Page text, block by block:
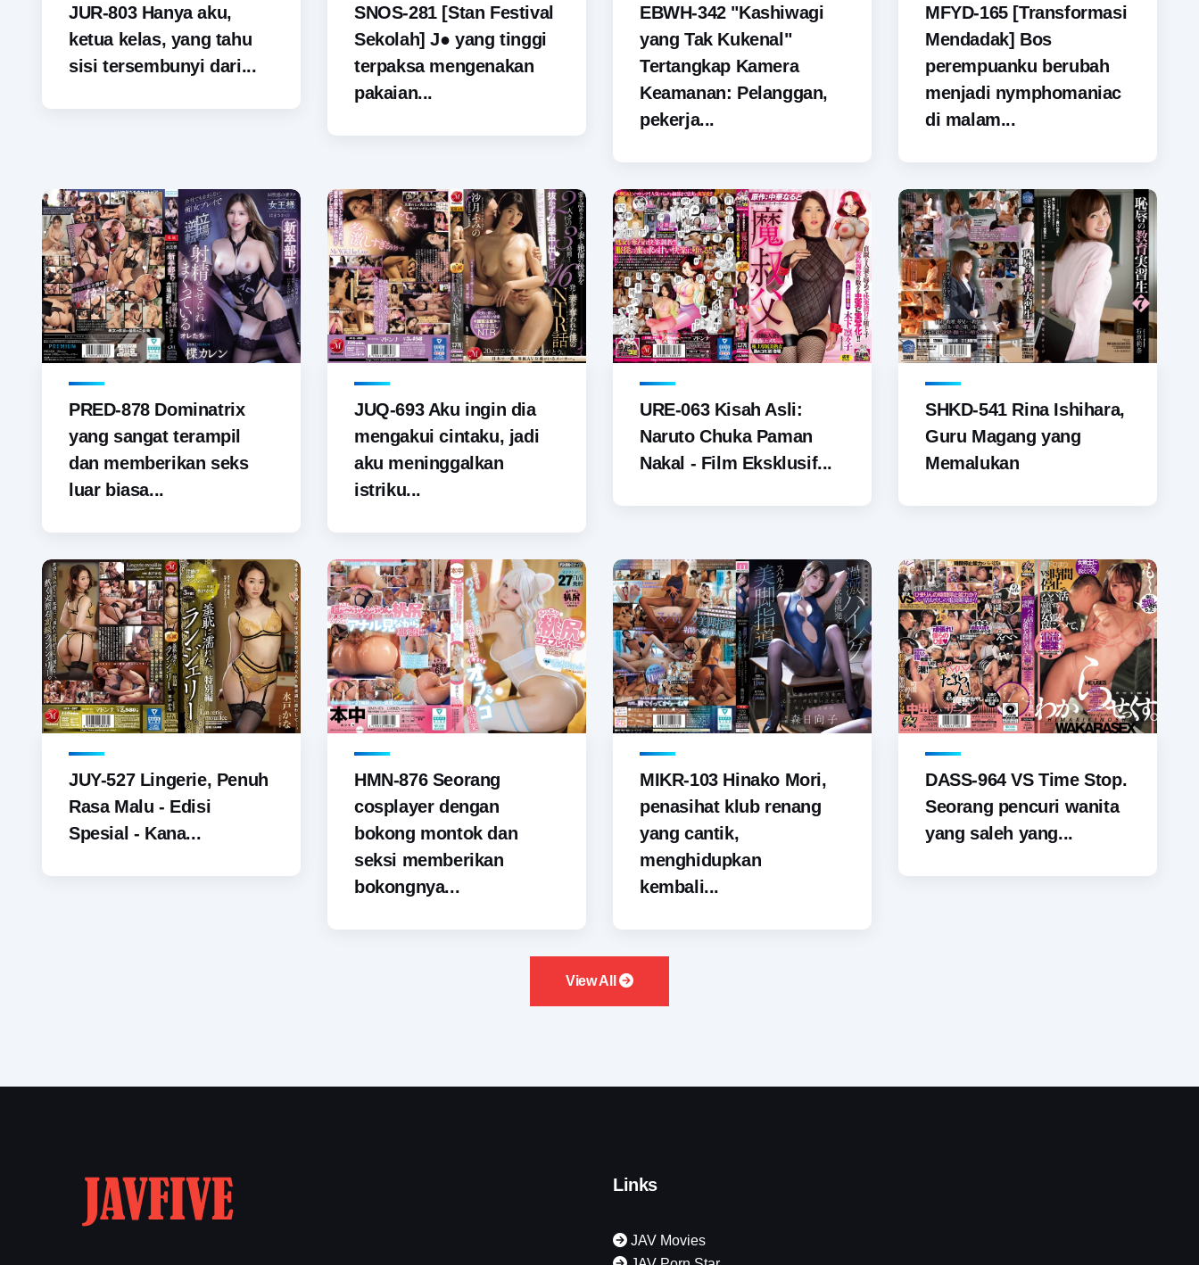
JUR-803 Hanya aku,
ketua kelas, yang tahu
sisi tersembunyi dari...
SNOS-281 [Stan Festival
Sekolah] J● yang tinggi
terpaksa mengenakan
pakaian...
EBWH-342 "Kashiwagi
yang Tak Kukenal"
Tertangkap Kamera
Keamanan: Pelanggan,
pekerja...
MFYD-165 [Transformasi
Mendadak] Bos
perempuanku berubah
menjadi nymphomaniac
di malam...
PRED-878 Dominatrix
yang sangat terampil
dan memberikan seks
luar biasa...
JUQ-693 Aku ingin dia
mengakui cintaku, jadi
aku meninggalkan
istriku...
URE-063 Kisah Asli:
Naruto Chuka Paman
Nakal - Film Eksklusif...
SHKD-541 Rina Ishihara,
Guru Magang yang
Memalukan
JUY-527 Lingerie, Penuh
Rasa Malu - Edisi
Spesial - Kana...
HMN-876 Seorang
cosplayer dengan
bokong montok dan
seksi memberikan
bokongnya...
MIKR-103 Hinako Mori,
penasihat klub renang
yang cantik,
menghidupkan
kembali...
DASS-964 VS Time Stop.
Seorang pencuri wanita
yang saleh yang...
View All
Links
JAV Movies